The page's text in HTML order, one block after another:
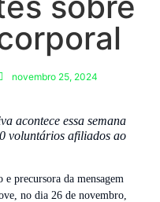
novembro 25, 2024
acontece essa semana
voluntários afiliados ao
e precursora da mensagem
no dia 26 de novembro,